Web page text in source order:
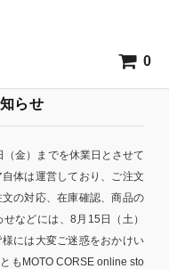
0
らせ
金）までを休業日とさせて
体は運営しており、ご注文
の対応、在庫確認、商品の
などには、8月15日（土）
には大変ご迷惑をおかけい
もMOTO CORSE online sto